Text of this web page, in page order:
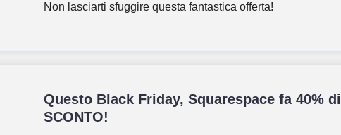
Non lasciarti sfuggire questa fantastica offerta!
Questo Black Friday, Squarespace fa 40% di
SCONTO!